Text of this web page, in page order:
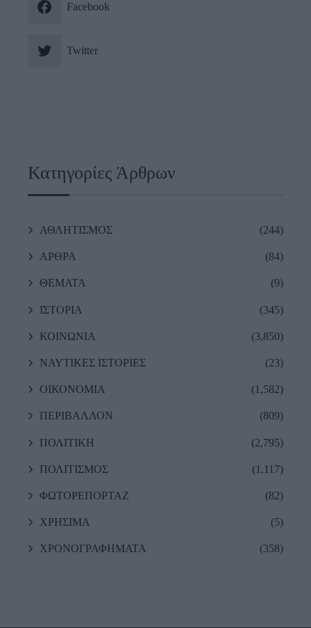
Facebook
Twitter
Κατηγορίες Άρθρων
ΑΘΛΗΤΙΣΜΟΣ (244)
ΑΡΘΡΑ (84)
ΘΕΜΑΤΑ (9)
ΙΣΤΟΡΙΑ (345)
ΚΟΙΝΩΝΙΑ (3,850)
ΝΑΥΤΙΚΕΣ ΙΣΤΟΡΙΕΣ (23)
ΟΙΚΟΝΟΜΙΑ (1,582)
ΠΕΡΙΒΑΛΛΟΝ (809)
ΠΟΛΙΤΙΚΗ (2,795)
ΠΟΛΙΤΙΣΜΟΣ (1,117)
ΦΩΤΟΡΕΠΟΡΤΑΖ (82)
ΧΡΗΣΙΜΑ (5)
ΧΡΟΝΟΓΡΑΦΗΜΑΤΑ (358)